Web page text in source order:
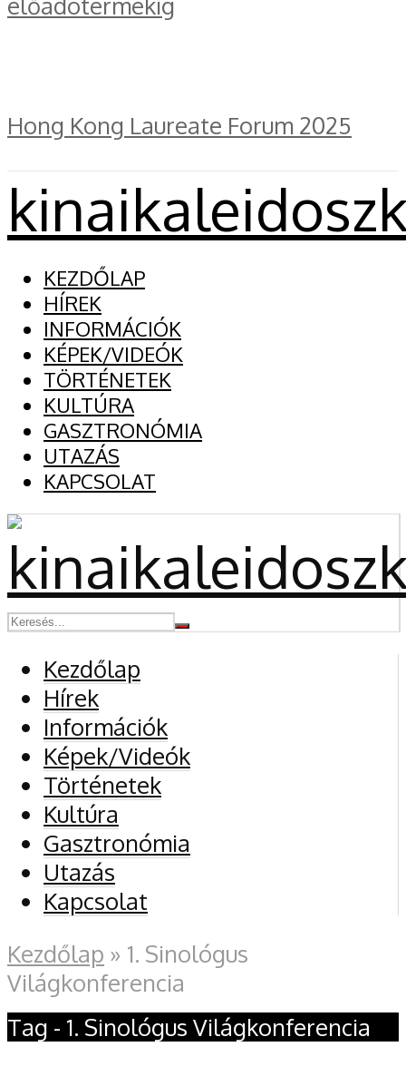
Hong Kong Laureate Forum 2025
KEZDŐLAP
HÍREK
INFORMÁCIÓK
KÉPEK/VIDEÓK
TÖRTÉNETEK
KULTÚRA
GASZTRONÓMIA
UTAZÁS
KAPCSOLAT
Kezdőlap
Hírek
Információk
Képek/Videók
Történetek
Kultúra
Gasztronómia
Utazás
Kapcsolat
Kezdőlap » 1. Sinológus
Világkonferencia
Tag - 1. Sinológus Világkonferencia